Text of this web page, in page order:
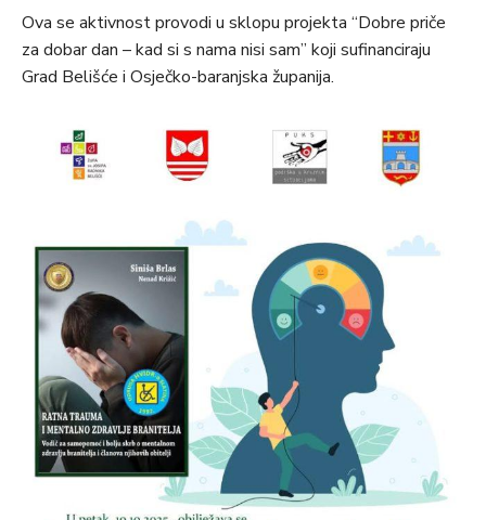
Ova se aktivnost provodi u sklopu projekta “Dobre priče
za dobar dan – kad si s nama nisi sam” koji sufinanciraju
Grad Belišće i Osječko-baranjska županija.